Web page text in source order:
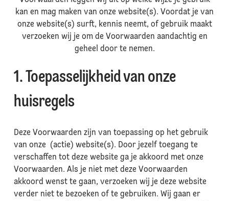
kan en mag maken van onze website(s). Voordat je van
onze website(s) surft, kennis neemt, of gebruik maakt
verzoeken wij je om de Voorwaarden aandachtig en
geheel door te nemen.
1. Toepasselijkheid van onze
huisregels
Deze Voorwaarden zijn van toepassing op het gebruik
van onze (actie) website(s). Door jezelf toegang te
verschaffen tot deze website ga je akkoord met onze
Voorwaarden. Als je niet met deze Voorwaarden
akkoord wenst te gaan, verzoeken wij je deze website
verder niet te bezoeken of te gebruiken. Wij gaan er